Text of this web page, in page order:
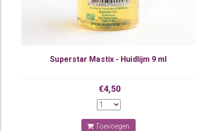
Superstar Mastix - Huidlijm 9 ml
€4,50
Toevoegen